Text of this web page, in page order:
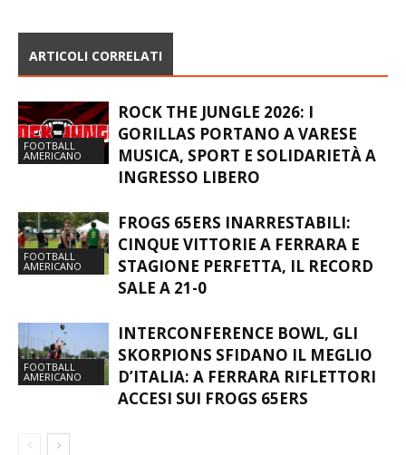
ARTICOLI CORRELATI
FOOTBALL
AMERICANO
ROCK THE JUNGLE 2026: I
GORILLAS PORTANO A VARESE
MUSICA, SPORT E SOLIDARIETÀ A
INGRESSO LIBERO
FOOTBALL
AMERICANO
FROGS 65ERS INARRESTABILI:
CINQUE VITTORIE A FERRARA E
STAGIONE PERFETTA, IL RECORD
SALE A 21-0
FOOTBALL
AMERICANO
INTERCONFERENCE BOWL, GLI
SKORPIONS SFIDANO IL MEGLIO
D’ITALIA: A FERRARA RIFLETTORI
ACCESI SUI FROGS 65ERS